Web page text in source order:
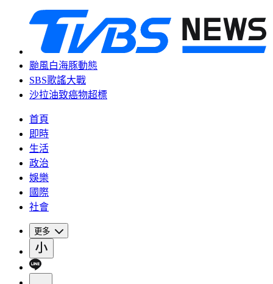
颱風白海豚動態
SBS歌謠大戰
沙拉油致癌物超標
首頁
即時
生活
政治
娛樂
國際
社會
更多